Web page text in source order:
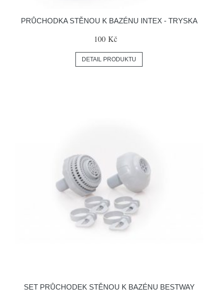
PRŮCHODKA STĚNOU K BAZÉNU INTEX - TRYSKA
100 Kč
DETAIL PRODUKTU
SET PRŮCHODEK STĚNOU K BAZÉNU BESTWAY